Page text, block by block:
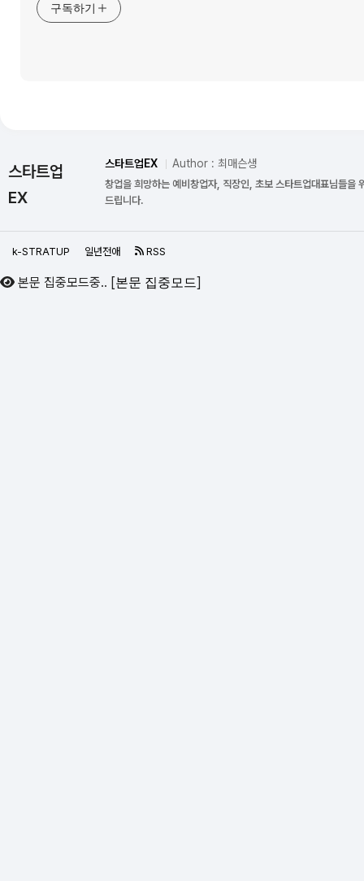
구독하기
스타트업
EX
스타트업EX Author : 최매슨생
창업을 희망하는 예비창업자, 직장인, 초보 스타트업대표님들을
드립니다.
k-STRATUP 일년전애 RSS
본문 집중모드중.. [본문 집중모드]